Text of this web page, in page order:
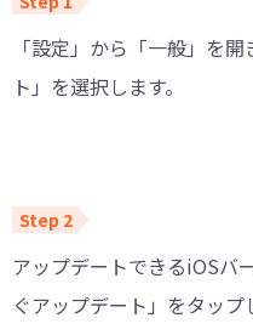
「設定」から「一般」を
ト」を選択します。
アップデートできるiOSバ
ぐアップデート」をタップ